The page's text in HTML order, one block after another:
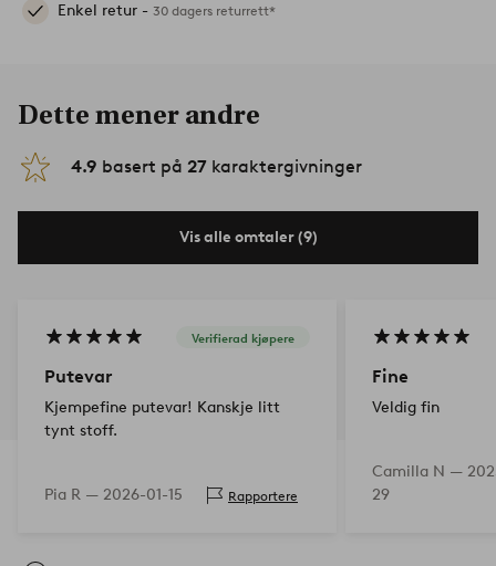
Enkel retur - 30 dagers returrett*
Dette mener andre
4.9 basert på 27 karaktergivninger
Vis alle omtaler (9)
Verifierad kjøpere
Putevar
Kjempefine putevar! Kanskje litt
tynt stoff.
Pia R — 2026-01-15 Rapportere
Fine
Veldig fin
Camilla N —
29